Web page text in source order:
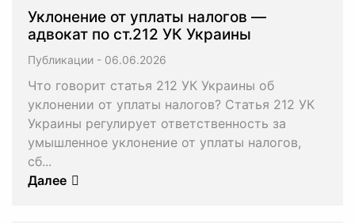
Уклонение от уплаты налогов —
адвокат по ст.212 УК Украины
Публикации -
Что говорит статья 212 УК Украины об
уклонении от уплаты налогов? Статья 212 УК
Украины регулирует ответственность за
умышленное уклонение от уплаты налогов,
сб...
Далее